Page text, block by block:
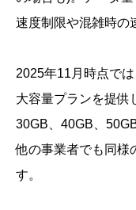
速度制限や混雑時の
2025年11月時点で
大容量プランを提供
30GB、40GB、
他の事業者でも同様
す。